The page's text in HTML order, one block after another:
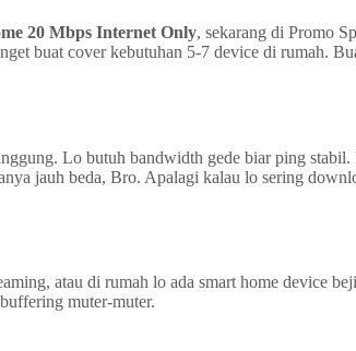
20 Mbps Internet Only, sekarang di Promo
buat cover kebutuhan 5-7 device di rumah.
Lo butuh bandwidth gede biar ping stabil.
jauh beda, Bro. Apalagi kalau lo sering
atau di rumah lo ada smart home device
muter-muter.